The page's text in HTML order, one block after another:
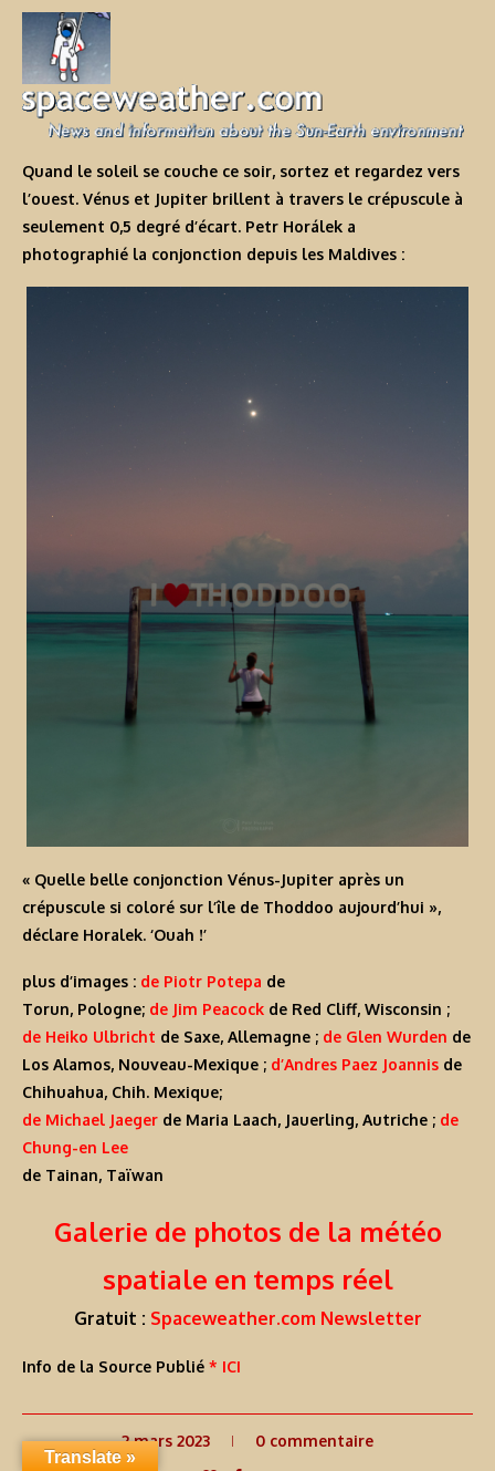
Quand le soleil se couche ce soir, sortez et regardez vers
l’ouest. Vénus et Jupiter brillent à travers le crépuscule à
seulement 0,5 degré d’écart. Petr Horálek a
photographié la conjonction depuis les Maldives :
« Quelle belle conjonction Vénus-Jupiter après un
crépuscule si coloré sur l’île de Thoddoo aujourd’hui »,
déclare Horalek. ‘Ouah !’
plus d’images : de Piotr Potepa de
Torun, Pologne; de Jim Peacock de Red Cliff, Wisconsin ;
de Heiko Ulbricht de Saxe, Allemagne ; de Glen Wurden de
Los Alamos, Nouveau-Mexique ; d’Andres Paez Joannis de
Chihuahua, Chih. Mexique;
de Michael Jaeger de Maria Laach, Jauerling, Autriche ; de
Chung-en Lee
de Tainan, Taïwan
Galerie de photos de la météo
spatiale en temps réel
Gratuit : Spaceweather.com Newsletter
Info de la Source Publié * ICI
2 mars 2023
0 commentaire
Translate »